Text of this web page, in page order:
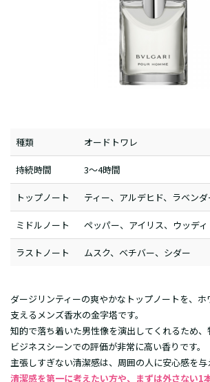
種類 オードトワレ
持続時間 3～4時間
トップノート ティー、アルデヒド、ラベン
ミドルノート ペッパー、アイリス、ウッディ
ラストノート ムスク、ベチバー、シダー
ダージリンティーの爽やかなトップノートを、ホ
支えるメンズ香水の金字塔です。
知的で落ち着いた男性像を演出してくれるため
ビジネスシーンでの評価が非常に高い香りです。
主張しすぎない清潔感は、周囲の人に安心感を与
清潔感を第一に考えたい方や、まずは外さない1